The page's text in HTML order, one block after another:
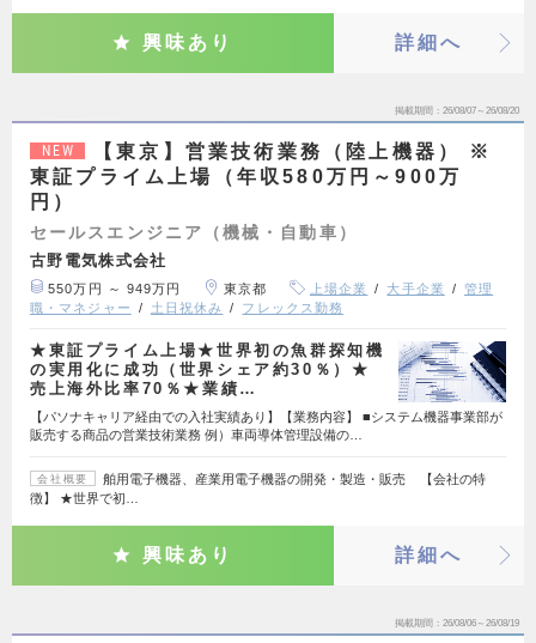
興味あり 詳細へ
掲載期間 26/08/07～26/08/20
NEW
【東京】営業技術業務（陸上機器） ※
東証プライム上場（年収580万円～900万
円）
セールスエンジニア（機械・自動車）
古野電気株式会社
550万円 ～ 949万円 東京都 上場企業 大手企業
管理
職・マネジャー
土日祝休み フレックス勤務
★東証プライム上場★世界初の魚群探知機
の実用化に成功（世界シェア約30％）★
売上海外比率70％★業績…
【パソナキャリア経由での入社実績あり】【業務内容】 ■システム機器事業部が
販売する商品の営業技術業務 例）車両導体管理設備の…
会社概要
舶用電子機器、産業用電子機器の開発・製造・販売 【会社の特
徴】 ★世界で初…
興味あり 詳細へ
掲載期間 26/08/06～26/08/19